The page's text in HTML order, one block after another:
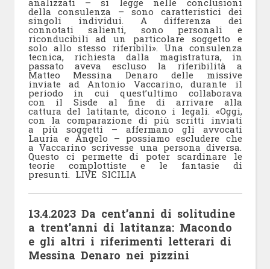
analizzati – si legge nelle conclusioni
della consulenza – sono caratteristici dei
singoli individui. A differenza dei
connotati salienti, sono personali e
riconducibili ad un particolare soggetto e
solo allo stesso riferibili». Una consulenza
tecnica, richiesta dalla magistratura, in
passato aveva escluso la riferibilità a
Matteo Messina Denaro delle missive
inviate ad Antonio Vaccarino, durante il
periodo in cui quest’ultimo collaborava
con il Sisde al fine di arrivare alla
cattura del latitante, dicono i legali. «Oggi,
con la comparazione di più scritti inviati
a più soggetti – affermano gli avvocati
Lauria e Angelo – possiamo escludere che
a Vaccarino scrivesse una persona diversa.
Questo ci permette di poter scardinare le
teorie complottiste e le fantasie di
presunti. LIVE SICILIA
13.4.2023 Da cent’anni di solitudine
a trent’anni di latitanza: Macondo
e gli altri i riferimenti letterari di
Messina Denaro nei pizzini